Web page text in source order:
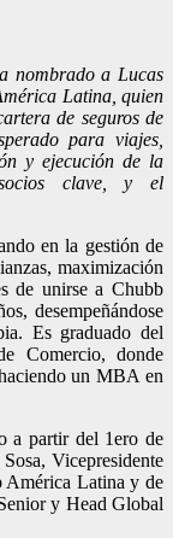
a Lucas
Latina, quien
de seguros de
para viajes,
y ejecución de la
clave, y el
en la gestión de
maximización
de unirse a Chubb
desempeñándose
Es graduado del
Comercio, donde
un MBA en
a partir del 1ero de
Vicepresidente
América Latina y de
y Head Global